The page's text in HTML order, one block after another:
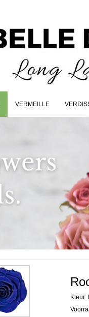
VERMEILLE
Kleur: